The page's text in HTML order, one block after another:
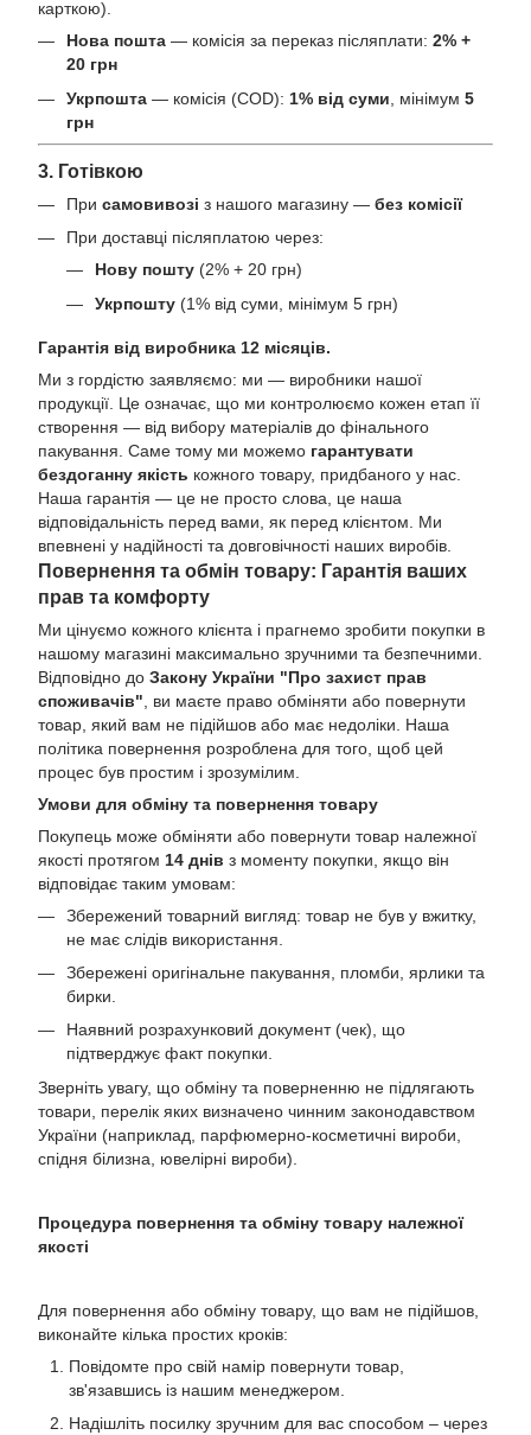
карткою).
Нова пошта — комісія за переказ післяплати: 2% +
20 грн
Укрпошта — комісія (COD): 1% від суми , мінімум 5
грн
3. Готівкою
При самовивозі з нашого магазину — без комісії
При доставці післяплатою через:
Нову пошту (2% + 20 грн)
Укрпошту (1% від суми, мінімум 5 грн)
Гарантія від виробника 12 місяців.
Ми з гордістю заявляємо: ми — виробники нашої
продукції. Це означає, що ми контролюємо кожен етап її
створення — від вибору матеріалів до фінального
пакування. Саме тому ми можемо гарантувати
бездоганну якість кожного товару, придбаного у нас.
Наша гарантія — це не просто слова, це наша
відповідальність перед вами, як перед клієнтом. Ми
впевнені у надійності та довговічності наших виробів.
Повернення та обмін товару: Гарантія ваших
прав та комфорту
Ми цінуємо кожного клієнта і прагнемо зробити покупки в
нашому магазині максимально зручними та безпечними.
Відповідно до Закону України "Про захист прав
споживачів" , ви маєте право обміняти або повернути
товар, який вам не підійшов або має недоліки. Наша
політика повернення розроблена для того, щоб цей
процес був простим і зрозумілим.
Умови для обміну та повернення товару
Покупець може обміняти або повернути товар належної
якості протягом 14 днів з моменту покупки, якщо він
відповідає таким умовам:
Збережений товарний вигляд: товар не був у вжитку,
не має слідів використання.
Збережені оригінальне пакування, пломби, ярлики та
бирки.
Наявний розрахунковий документ (чек), що
підтверджує факт покупки.
Зверніть увагу, що обміну та поверненню не підлягають
товари, перелік яких визначено чинним законодавством
України (наприклад, парфюмерно-косметичні вироби,
спідня білизна, ювелірні вироби).
Процедура повернення та обміну товару належної
якості
Для повернення або обміну товару, що вам не підійшов,
виконайте кілька простих кроків:
Повідомте про свій намір повернути товар,
зв'язавшись із нашим менеджером.
Надішліть посилку зручним для вас способом – через